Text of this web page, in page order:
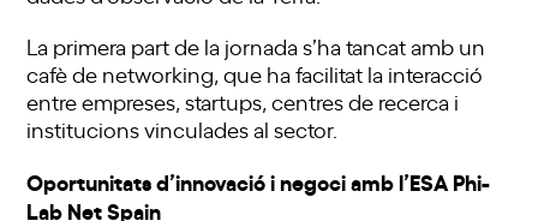
La primera part de la jornada s’ha tancat amb un
cafè de networking, que ha facilitat la interacció
entre empreses, startups, centres de recerca i
institucions vinculades al sector.
Oportunitats d’innovació i negoci amb l’ESA Phi-
Lab Net Spain